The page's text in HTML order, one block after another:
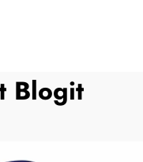
Blogit